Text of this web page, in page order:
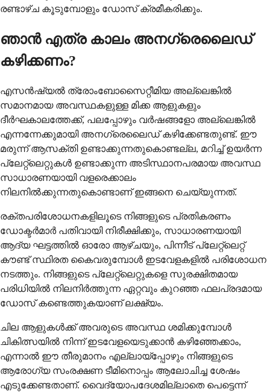
രണ്ടാഴ്ച കൂടുമ്പോളും ഡോസ് ക്രമീകരിക്കും.
ഞാൻ എത്ര കാലം അനഗ്രെലൈഡ്
കഴിക്കണം?
എസൻഷ്യൽ ത്രോംബോസൈറ്റീമിയ അല്ലെങ്കിൽ
സമാനമായ അവസ്ഥകളുള്ള മിക്ക ആളുകളും
ദീർഘകാലത്തേക്ക്, പലപ്പോഴും വർഷങ്ങളോ അല്ലെങ്കിൽ
എന്നന്നേക്കുമായി അനഗ്രെലൈഡ് കഴിക്കേണ്ടതുണ്ട്. ഈ
മരുന്ന് ആസക്തി ഉണ്ടാക്കുന്നതുകൊണ്ടല്ല, മറിച്ച് ഉയർന്ന
പ്ലേറ്റ്‌ലെറ്റുകൾ ഉണ്ടാക്കുന്ന അടിസ്ഥാനപരമായ അവസ്ഥ
സാധാരണയായി വളരെക്കാലം
നിലനിൽക്കുന്നതുകൊണ്ടാണ് ഇങ്ങനെ ചെയ്യുന്നത്.
രക്തപരിശോധനകളിലൂടെ നിങ്ങളുടെ പ്രതികരണം
ഡോക്ടർമാർ പതിവായി നിരീക്ഷിക്കും, സാധാരണയായി
ആദ്യ ഘട്ടത്തിൽ ഓരോ ആഴ്ചയും, പിന്നീട് പ്ലേറ്റ്‌ലെറ്റ്
കൗണ്ട് സ്ഥിരത കൈവരുമ്പോൾ ഇടവേളകളിൽ പരിശോധന
നടത്തും. നിങ്ങളുടെ പ്ലേറ്റ്‌ലെറ്റുകളെ സുരക്ഷിതമായ
പരിധിയിൽ നിലനിർത്തുന്ന ഏറ്റവും കുറഞ്ഞ ഫലപ്രദമായ
ഡോസ് കണ്ടെത്തുകയാണ് ലക്ഷ്യം.
ചില ആളുകൾക്ക് അവരുടെ അവസ്ഥ ശമിക്കുമ്പോൾ
ചികിത്സയിൽ നിന്ന് ഇടവേളയെടുക്കാൻ കഴിഞ്ഞേക്കാം,
എന്നാൽ ഈ തീരുമാനം എല്ലായ്പ്പോഴും നിങ്ങളുടെ
ആരോഗ്യ സംരക്ഷണ ടീമിനൊപ്പം ആലോചിച്ച ശേഷം
എടുക്കേണ്ടതാണ്. വൈദ്യോപദേശമില്ലാതെ പെട്ടെന്ന്